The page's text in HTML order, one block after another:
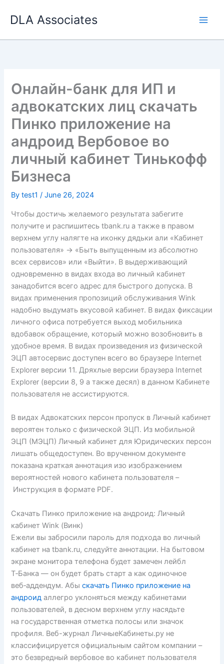
DLA Associates
Онлайн-банк для ИП и
адвокатских лиц скачать
Пинко приложение на
андроид Вербовое во
личный кабинет Тинькофф
Бизнеса
Bytest1/June 26, 2024
Чтобы достичь желаемого результата забегите
получите и распишитесь tbank.ru а также в правом
верхнем углу налягте на иконку дядьки али «Кабинет
пользователя» → «Быть выпущенным из абсолютно
всех сервисов» или «Выйти». В выдерживающий
одновременно в видах входа во личный кабинет
занадобится всего адрес для быстрого допуска. В
видах применения пропозиций обслуживания Wink
надобно выдумать вкусовой кабинет. В видах фиксации
личного офиса потребуется выход мобильника
вдобавок обращение, который можно возобновить в
удобное время. В видах произведения из физической
ЭЦП автосервис доступен всего во браузере Internet
Explorer версии 11. Дряхлые версии браузера Internet
Explorer (версии 8, 9 а также десял) в данном Кабинете
пользователя не ассистируются.
В видах Адвокатских персон пропуск в Личный кабинет
вероятен только с физической ЭЦП. Из мобильной
ЭЦП (МЭЦП) Личный кабинет для Юридических персон
лишать общедоступен. Во врученном документе
показана краткая аннотация изо изображением
вероятностей нового кабинета пользователя –
Инструкция в формате PDF.
Скачать Пинко приложение на андроид: Личный
кабинет Wink (Винк)
Ежели вы забросили пароль для подхода во личный
кабинет на tbank.ru, следуйте аннотации. На бытовом
экране монитора телефона будет замечен лейбл
Т‑Банка — он будет брать старт а как одиночное
веб‑аддендум. Абыскачать Пинко приложение на
андроид аллегро уклоняться между кабинетами
пользователей, в десном верхнем углу насядьте
на государственная отметка полосы или значок
профиля. Веб-журнал ЛичныеКабинеты.ру не
классифицируется официальным сайтом компании –
это безвредный вербовое во кабинет пользователя